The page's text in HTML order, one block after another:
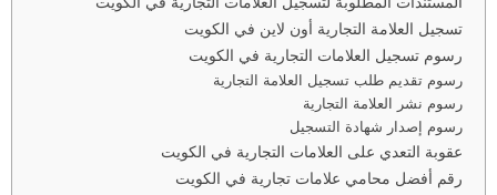
تسجيل العلامة التجارية أون لاين في الكويت
رسوم تسجيل العلامات التجارية في الكويت
رسوم تقديم طلب تسجيل العلامة التجارية
رسوم نشر العلامة التجارية
رسوم إصدار شهادة التسجيل
عقوبة التعدي على العلامات التجارية في الكويت
رقم أفضل محامي علامات تجارية في الكويت